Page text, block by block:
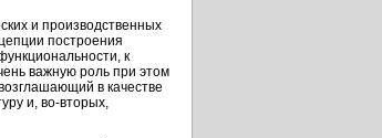
и производственных
построения
к
важную роль при этом
в качестве
и, во-вторых,